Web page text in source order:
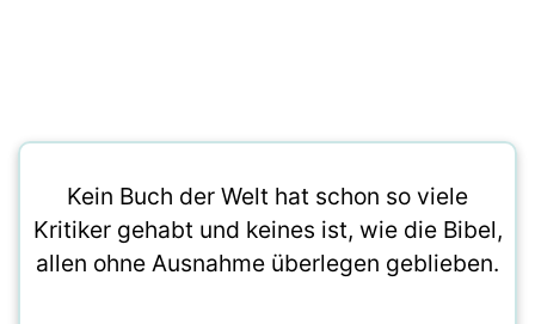
Kein Buch der Welt hat schon so viele
Kritiker gehabt und keines ist, wie die Bibel,
allen ohne Ausnahme überlegen geblieben.